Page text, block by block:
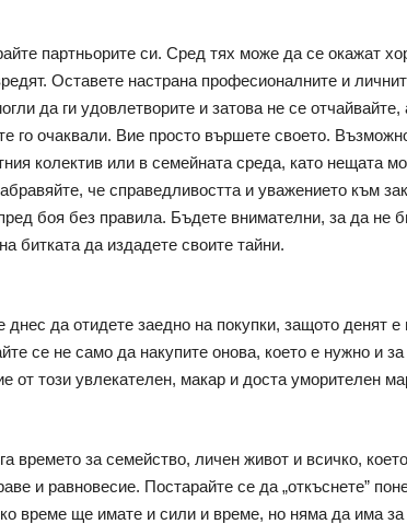
партньорите си. Сред тях може да се окажат
Оставете настрана професионалните и
да ги удовлетворите и затова не се
го очаквали. Вие просто вършете своето.
колектив или в семейната среда, като нещата
че справедливостта и уважението към
боя без правила. Бъдете внимателни, за да не
битката да издадете своите тайни.
да отидете заедно на покупки, защото денят е
се не само да накупите онова, което е нужно и
от този увлекателен, макар и доста уморителен
времето за семейство, личен живот и всичко,
и равновесие. Постарайте се да „откъснете”
време ще имате и сили и време, но няма да има за